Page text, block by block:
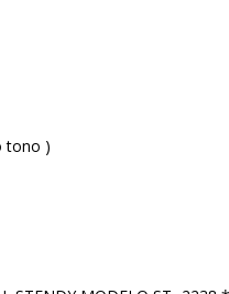
tono )